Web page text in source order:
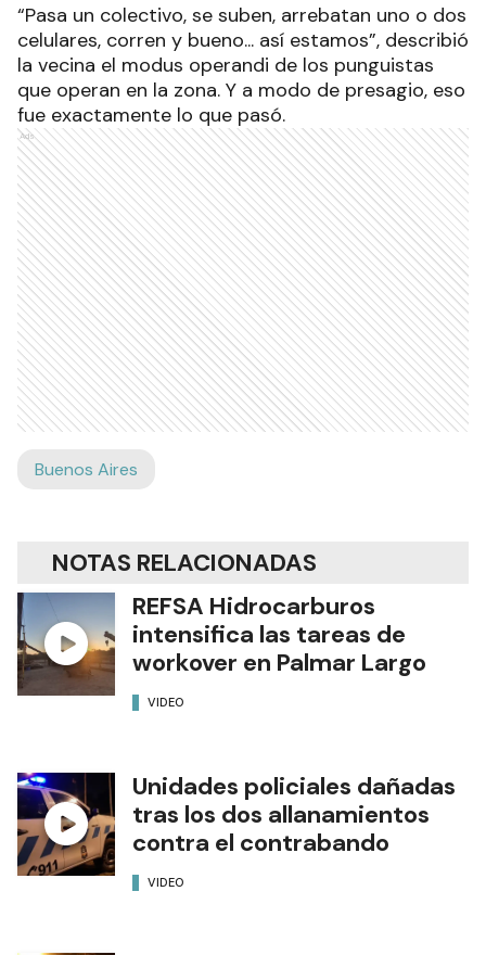
“Pasa un colectivo, se suben, arrebatan uno o dos
celulares, corren y bueno... así estamos”, describió
la vecina el modus operandi de los punguistas
que operan en la zona. Y a modo de presagio, eso
fue exactamente lo que pasó.
Ads
Buenos Aires
NOTAS RELACIONADAS
REFSA Hidrocarburos
intensifica las tareas de
workover en Palmar Largo
VIDEO
Unidades policiales dañadas
tras los dos allanamientos
contra el contrabando
VIDEO